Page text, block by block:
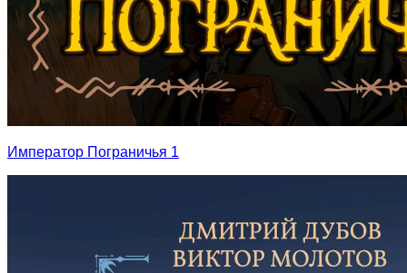
Император Пограничья 1